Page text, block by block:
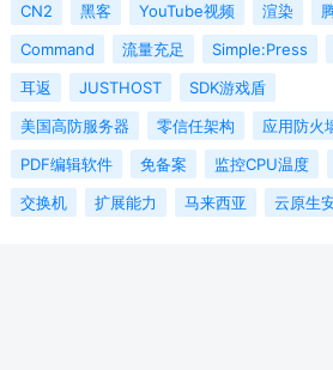
CN2
黑客 YouTube视频 渲染
Command
流量充足 Simple:Press
耳返
JUSTHOST
SDK游戏盾
美国高防服务器
零信任架构
应用防火
PDF编辑软件
免备案 监控CPU温度
交换机
扩展能力 马来西亚 云原生